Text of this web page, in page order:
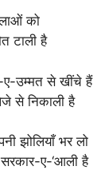
को
टाली है
ए-उम्मत से खींचे हैं
से निकाली है
झोलियाँ भर लो
ए-‘आली है